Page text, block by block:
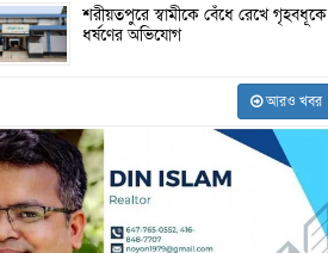
শরীয়তপুরে স্বামীকে বেঁধে রেখে গৃহবধূকে
ধর্ষণের অভিযোগ
আরও খবর